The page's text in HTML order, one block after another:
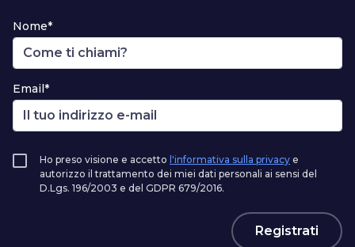
Nome*
Email*
Ho preso visione e accetto l'informativa sulla privacy e
autorizzo il trattamento dei miei dati personali ai sensi del
D.Lgs. 196/2003 e del GDPR 679/2016.
Registrati